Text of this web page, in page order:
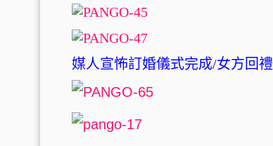
媒人宣怖訂婚儀式完成/女方回禮